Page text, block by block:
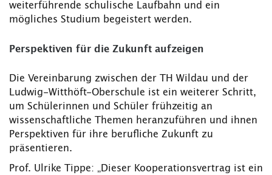
weiterführende schulische Laufbahn und ein
mögliches Studium begeistert werden.
Perspektiven für die Zukunft aufzeigen
Die Vereinbarung zwischen der TH Wildau und der
Ludwig-Witthöft-Oberschule ist ein weiterer Schritt,
um Schülerinnen und Schüler frühzeitig an
wissenschaftliche Themen heranzuführen und ihnen
Perspektiven für ihre berufliche Zukunft zu
präsentieren.
Prof. Ulrike Tippe: „Dieser Kooperationsvertrag ist ein